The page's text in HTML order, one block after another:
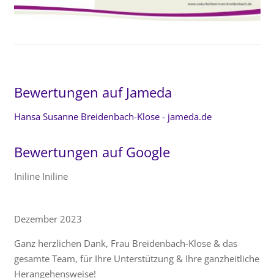
Bewertungen auf Jameda
Hansa Susanne Breidenbach-Klose - jameda.de
Bewertungen auf Google
Iniline Iniline
Dezember 2023
Ganz herzlichen Dank, Frau Breidenbach-Klose & das
gesamte Team, für Ihre Unterstützung & Ihre ganzheitliche
Herangehensweise!